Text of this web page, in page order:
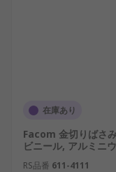
在庫あり
Facom 金切りばさ
ビニール, アルミニ
RS品番 611-4111